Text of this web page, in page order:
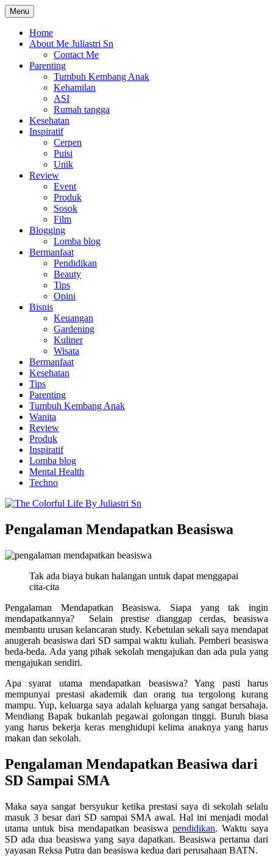
Skip
to
content
The Colorful Life By Juliastri Sn
Lifestyle Blog
Menu
Home
About Me Juliastri Sn
Contact Me
Parenting
Tumbuh Kembang Anak
Kehamilan
ASI
Rumah tangga
Kesehatan
Inspiratif
Cerpen
Puisi
Unik
Review
Event
Produk
Sosok
Film
Blogging
Lomba blog
Bermanfaat
Pendidikan
Beauty
Tips
Opini
Bisnis
Keuangan
Gardening
Kuliner
Wisata
Bermanfaat
Kesehatan
Tips
Parenting
Tumbuh Kembang Anak
Wanita
Review
Produk
Inspiratif
Lomba blog
Mental Health
Techno
Pengalaman Mendapatkan Beasiswa
Tak ada biaya bukan halangan untuk dapat menggapai
cita-cita
Pengalaman Mendapatkan Beasiswa. Siapa yang tak ingin
mendapatkannya? Selain prestise dianggap cerdas, beasiswa
membantu urusan kelancaran study. Kebetulan sekali saya mendapat
anugerah beasiswa dari SD sampai waktu kuliah. Pemberi beasiswa
beda-beda. Ada yang pihak sekolah mengajukan dan ada pula yang
mengajukan sendiri.
Apa syarat utama mendapatkan beasiswa? Yang pasti harus
mempunyai prestasi akademik dan orang tua tergolong kurang
mampu. Yup, keluarga saya adalah keluarga yang sangat bersahaja.
Mendiang Bapak bukanlah pegawai golongan tinggi. Buruh biasa
yang harus bekerja keras menghidupi kelima anaknya yang harus
makan dan sekolah.
Pengalaman Mendapatkan Beasiwa dari
SD Sampai SMA
Maka saya sangat bersyukur ketika prestasi saya di sekolah selalu
masuk 3 besar dari SD sampai SMA awal. Hal ini menjadi modal
utama untuk bisa mendapatkan beasiswa pendidikan. Waktu saya
SD ada dua beasiswa yang saya dapatkan. Beasiswa pertama dari
yayasan Reksa Putra dan beasiswa kedua dari perusahaan BATN.